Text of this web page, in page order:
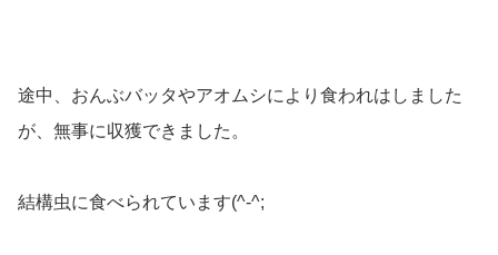
途中、おんぶバッタやアオムシにより食われはしました
が、無事に収獲できました。
結構虫に食べられています(^-^;